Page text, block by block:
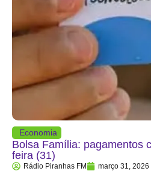
Economia
Bolsa Família: pagamentos
feira (31)
Rádio Piranhas FM março 31, 2026